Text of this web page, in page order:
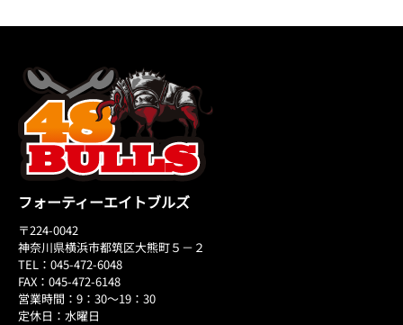
フォーティーエイトブルズ
〒224-0042
神奈川県横浜市都筑区大熊町５－２
TEL：045-472-6048
FAX：045-472-6148
営業時間：9：30～19：30
定休日：水曜日